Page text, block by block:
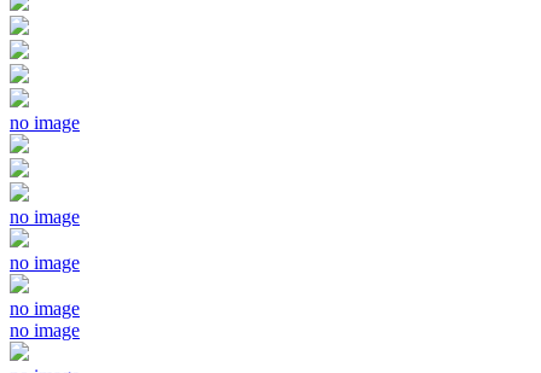
no image
no image
no image
no image
no image